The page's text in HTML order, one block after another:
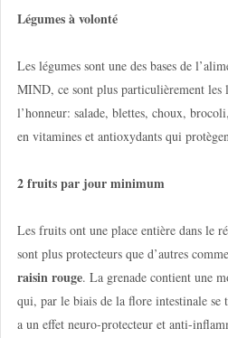
Légumes à volonté
Les légumes sont une des bases de
MIND, ce sont plus particulièrement les
l’honneur: salade, blettes, choux,
en vitamines et antioxydants qui
2 fruits par jour minimum
Les fruits ont une place entière dans le
sont plus protecteurs que d’autres
raisin rouge. La grenade contient une
qui, par le biais de la flore intestinale
a un effet neuro-protecteur et anti-